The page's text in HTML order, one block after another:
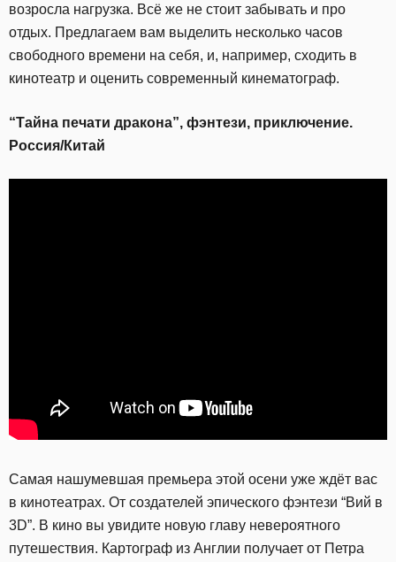
возросла нагрузка. Всё же не стоит забывать и про
отдых. Предлагаем вам выделить несколько часов
свободного времени на себя, и, например, сходить в
кинотеатр и оценить современный кинематограф.
“Тайна печати дракона”, фэнтези, приключение.
Россия/Китай
Самая нашумевшая премьера этой осени уже ждёт вас
в кинотеатрах. От создателей эпического фэнтези “Вий в
3D”. В кино вы увидите новую главу невероятного
путешествия. Картограф из Англии получает от Петра